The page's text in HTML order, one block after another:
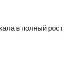
в полный рост